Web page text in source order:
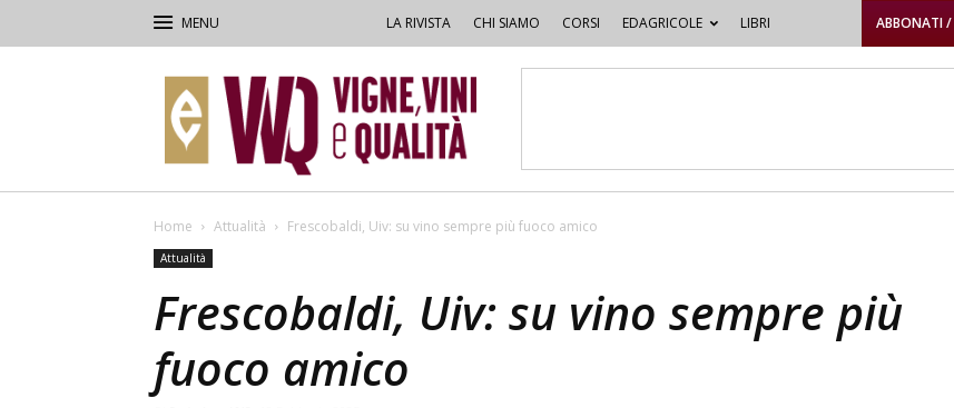
LA RIVISTA CHI SIAMO CORSI EDAGRICOLE LIBRI ABBONATI
–
Vigne,
Vini
&
Home Attualità Frescobaldi, Uiv: su vino sempre più fuoco amico
Attualità
Frescobaldi, Uiv: su vino sempre più
fuoco amico